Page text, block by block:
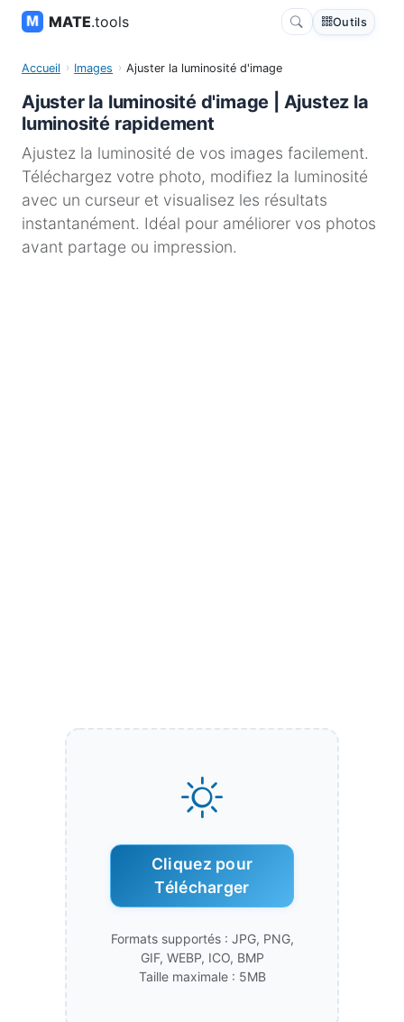
MATE.tools Outils
Accueil Images Ajuster la luminosité d'image
Ajuster la luminosité d'image | Ajustez la
luminosité rapidement
Ajustez la luminosité de vos images facilement.
Téléchargez votre photo, modifiez la luminosité
avec un curseur et visualisez les résultats
instantanément. Idéal pour améliorer vos photos
avant partage ou impression.
Cliquez pour
Télécharger
Formats supportés : JPG, PNG,
GIF, WEBP, ICO, BMP
Taille maximale : 5MB